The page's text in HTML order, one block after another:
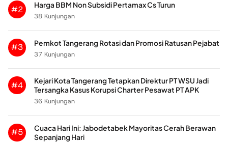
#2
Harga BBM Non Subsidi Pertamax Cs Turun
38 Kunjungan
#3
Pemkot Tangerang Rotasi dan Promosi Ratusan Pejabat
37 Kunjungan
#4
Kejari Kota Tangerang Tetapkan Direktur PT WSU Jadi
Tersangka Kasus Korupsi Charter Pesawat PT APK
36 Kunjungan
#5
Cuaca Hari Ini: Jabodetabek Mayoritas Cerah Berawan
Sepanjang Hari